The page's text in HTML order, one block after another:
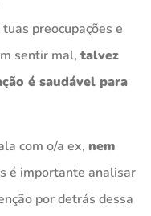
preocupações e
sentir mal, talvez
é saudável para
com o/a ex, nem
é importante analisar
por detrás dessa